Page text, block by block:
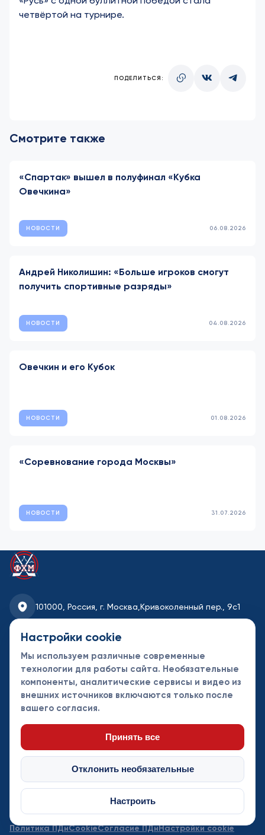
четвёртой на турнире.
ПОДЕЛИТЬСЯ:
Смотрите также
«Спартак» вышел в полуфинал «Кубка
Овечкина»
НОВОСТИ 06.08.2026
Андрей Николишин: «Больше игроков смогут
получить спортивные разряды»
НОВОСТИ 04.08.2026
Овечкин и его Кубок
НОВОСТИ 01.08.2026
«Соревнование города Москвы»
НОВОСТИ 31.07.2026
101000, Россия, г. Москва,Кривоколенный пер., 9с1
fhmoscow@mail.ru
8-495-621-35-95
Новости
Календарь
Турниры
Контакты
партнеры
© Федерация хоккея Москвы 2013 - 2026. Все права защищены
Политика ПДнCookieСогласие ПДнНастройки cookie
Настройки cookie
Мы используем различные современные
технологии для работы сайта. Необязательные
компоненты, аналитические сервисы и видео из
внешних источников включаются только после
вашего согласия.
Принять все
Отклонить необязательные
Настроить